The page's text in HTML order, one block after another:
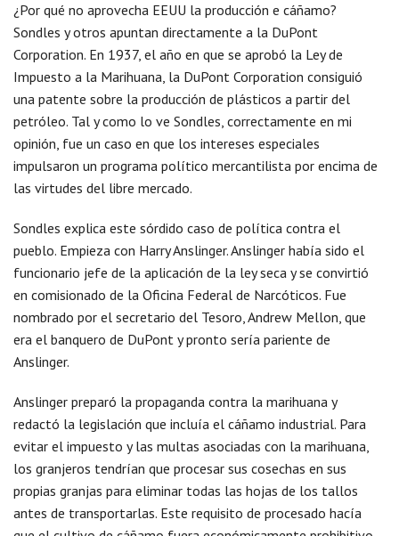
¿Por qué no aprovecha EEUU la producción e cáñamo?
Sondles y otros apuntan directamente a la DuPont
Corporation. En 1937, el año en que se aprobó la Ley de
Impuesto a la Marihuana, la DuPont Corporation consiguió
una patente sobre la producción de plásticos a partir del
petróleo. Tal y como lo ve Sondles, correctamente en mi
opinión, fue un caso en que los intereses especiales
impulsaron un programa político mercantilista por encima de
las virtudes del libre mercado.
Sondles explica este sórdido caso de política contra el
pueblo. Empieza con Harry Anslinger. Anslinger había sido el
funcionario jefe de la aplicación de la ley seca y se convirtió
en comisionado de la Oficina Federal de Narcóticos. Fue
nombrado por el secretario del Tesoro, Andrew Mellon, que
era el banquero de DuPont y pronto sería pariente de
Anslinger.
Anslinger preparó la propaganda contra la marihuana y
redactó la legislación que incluía el cáñamo industrial. Para
evitar el impuesto y las multas asociadas con la marihuana,
los granjeros tendrían que procesar sus cosechas en sus
propias granjas para eliminar todas las hojas de los tallos
antes de transportarlas. Este requisito de procesado hacía